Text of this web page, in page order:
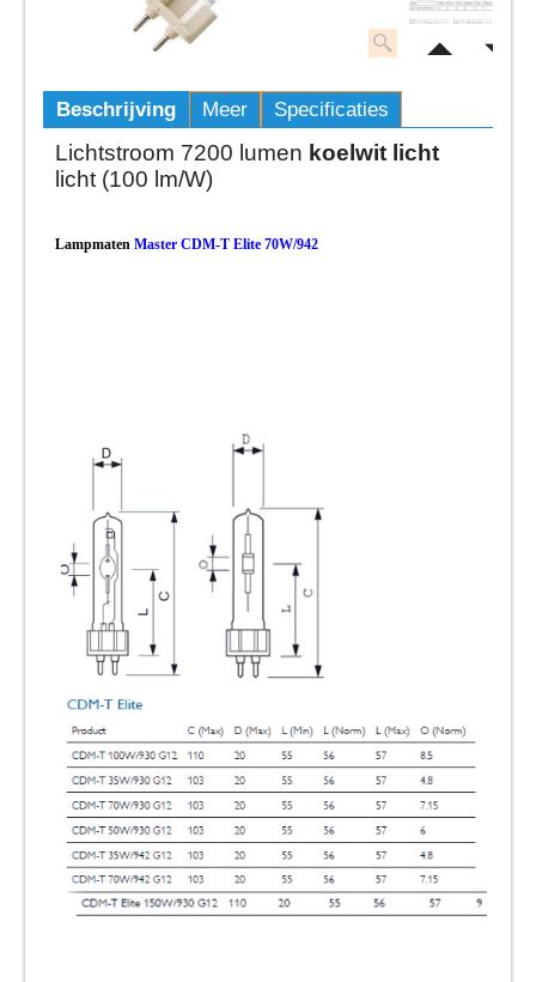
Beschrijving Meer Specificaties
Lichtstroom 7200 lumen koelwit licht
licht (100 lm/W)
Lampmaten Master CDM-T Elite 70W/942